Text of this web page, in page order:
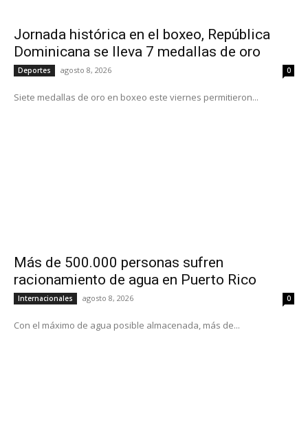
Jornada histórica en el boxeo, República
Dominicana se lleva 7 medallas de oro
Deportes agosto 8, 2026 0
Siete medallas de oro en boxeo este viernes permitieron...
Más de 500.000 personas sufren
racionamiento de agua en Puerto Rico
Internacionales agosto 8, 2026 0
Con el máximo de agua posible almacenada, más de...